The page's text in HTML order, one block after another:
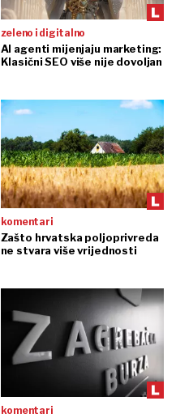
zeleno i digitalno
AI agenti mijenjaju marketing:
Klasični SEO više nije dovoljan
komentari
Zašto hrvatska poljoprivreda
ne stvara više vrijednosti
komentari